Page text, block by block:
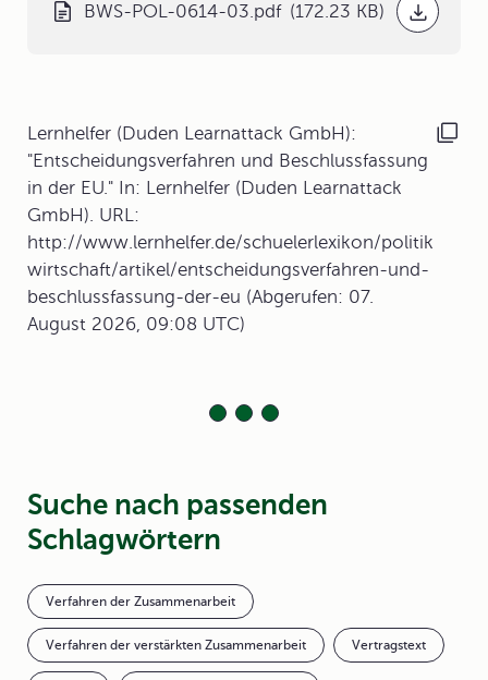
BWS-POL-0614-03.pdf (172.23 KB)
Lernhelfer (Duden Learnattack GmbH):
"Entscheidungsverfahren und Beschlussfassung
in der EU." In: Lernhelfer (Duden Learnattack
GmbH). URL:
http://www.lernhelfer.de/schuelerlexikon/politik
wirtschaft/artikel/entscheidungsverfahren-und-
beschlussfassung-der-eu (Abgerufen: 07.
August 2026, 09:08 UTC)
Suche nach passenden
Schlagwörtern
Verfahren der Zusammenarbeit
Verfahren der verstärkten Zusammenarbeit Vertragstext